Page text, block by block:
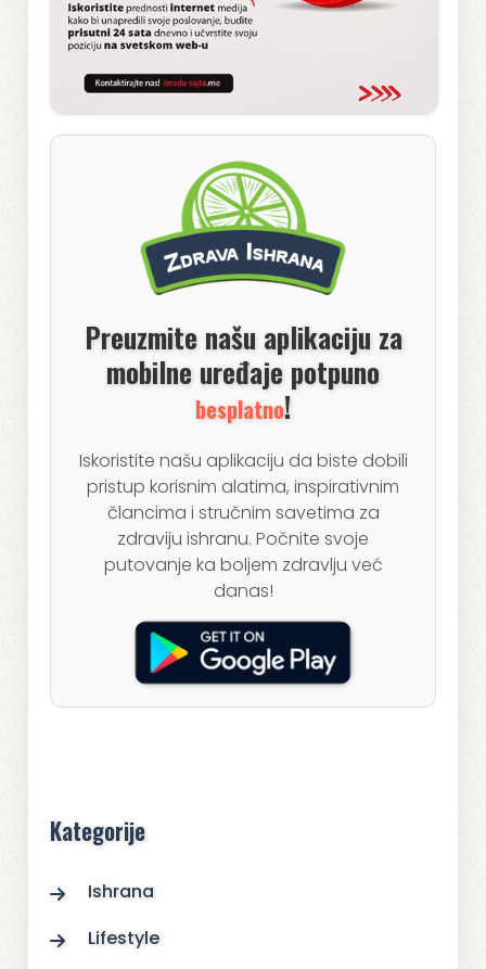
Preuzmite našu aplikaciju za
mobilne uređaje potpuno
besplatno!
Iskoristite našu aplikaciju da biste dobili
pristup korisnim alatima, inspirativnim
člancima i stručnim savetima za
zdraviju ishranu. Počnite svoje
putovanje ka boljem zdravlju već
danas!
Kategorije
Ishrana
Lifestyle